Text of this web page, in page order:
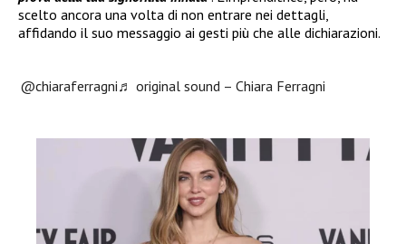
scelto ancora una volta di non entrare nei dettagli,
affidando il suo messaggio ai gesti più che alle dichiarazioni.
@chiaraferragni♬ original sound – Chiara Ferragni